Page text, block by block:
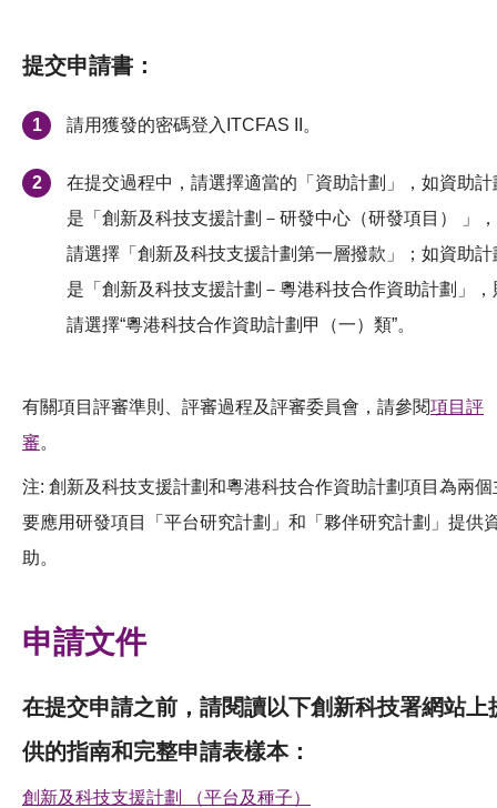
提交申請書：
請用獲發的密碼登入ITCFAS II。
在提交過程中，請選擇適當的「資助計劃」，如資助計
是「創新及科技支援計劃－研發中心（研發項目） 」，
請選擇「創新及科技支援計劃第一層撥款」；如資助計
是「創新及科技支援計劃－粵港科技合作資助計劃」，
請選擇“粵港科技合作資助計劃甲（一）類”。
有關項目評審準則、評審過程及評審委員會，請參閱項目評
審。
注: 創新及科技支援計劃和粵港科技合作資助計劃項目為兩個
要應用研發項目「平台研究計劃」和「夥伴研究計劃」提供
助。
申請文件
在提交申請之前，請閱讀以下創新科技署網站上
供的指南和完整申請表樣本：
創新及科技支援計劃 （平台及種子）